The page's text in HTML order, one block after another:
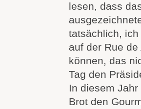
lesen, dass
tatsächlich,
auf der Rue
können, das
Tag den
In diesem
Brot den